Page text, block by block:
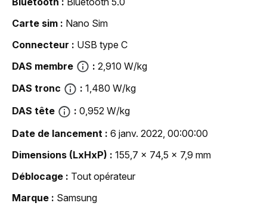
Carte sim
Nano Sim
Connecteur
USB type C
DAS membre
2,910 W/kg
DAS tronc
1,480 W/kg
DAS tête
0,952 W/kg
Date de lancement
6 janv. 2022, 00:00:00
Dimensions (LxHxP)
155,7 x 74,5 x 7,9 mm
Déblocage
Tout opérateur
Marque
Samsung